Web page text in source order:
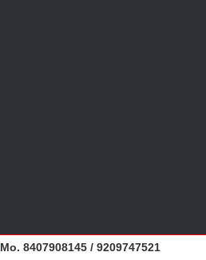
Mo. 8407908145 / 9209747521